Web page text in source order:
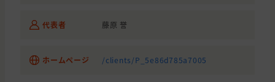
代表者 藤原 誉
ホームページ /clients/P_5e86d785a7005